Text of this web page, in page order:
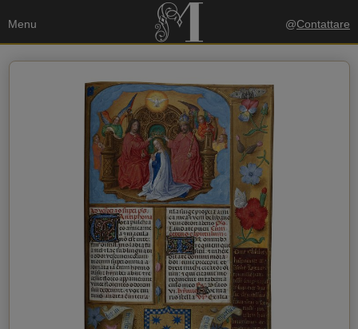
Menu @Contattare
I tuoi dati
Invia una copia alla mia email
Accetto la
politica sulla privacy
Dati del destinatario